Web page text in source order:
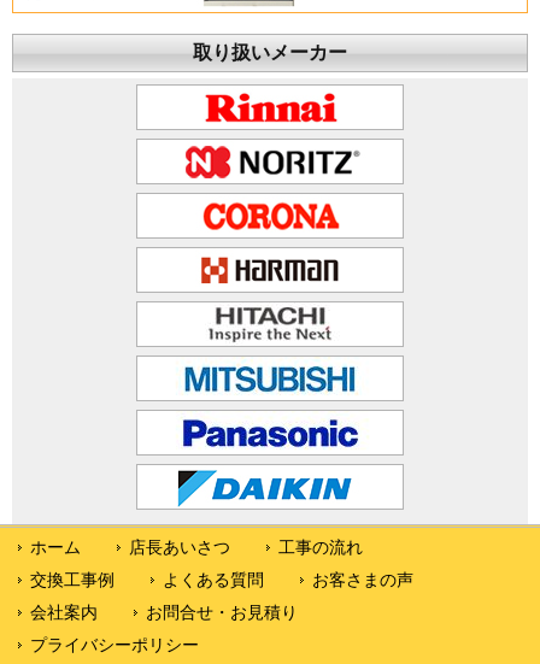
取り扱いメーカー
ホーム 店長あいさつ
工事の流れ
交換工事例
よくある質問
お客さまの声
会社案内
お問合せ・お見積り
プライバシーポリシー